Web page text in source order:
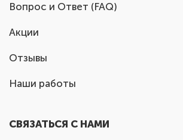
Вопрос и Ответ (FAQ)
Акции
Отзывы
Наши работы
СВЯЗАТЬСЯ С НАМИ